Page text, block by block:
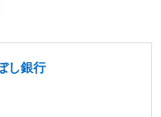
し銀行